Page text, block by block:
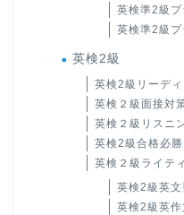
英検準2級プ
英検準2級
英検2級
英検2級リーデ
英検２級面接対
英検２級リスニ
英検2級合格必勝
英検２級ライテ
英検2級英文
英検2級英